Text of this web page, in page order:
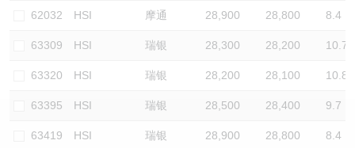
62032 HSI 摩通 28,900 28,800 8.4
63309 HSI 瑞银 28,300 28,200 10.7
63320 HSI 瑞银 28,200 28,100 10.8
63395 HSI 瑞银 28,500 28,400 9.7
63419 HSI 瑞银 28,900 28,800 8.4
认股证/牛熊证日志
认股证文件及公告
牛熊证到期结算价查找
牛熊证分析仪
中资ETFs溢价比较
AH 股价对照